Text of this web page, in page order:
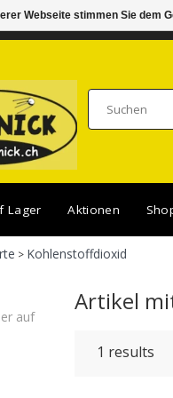
10.00 - 16.00
Lager Aktionen
> Kohlenstoffdioxid
auf
Artikel
1 results
Webseite stimmen Sie dem